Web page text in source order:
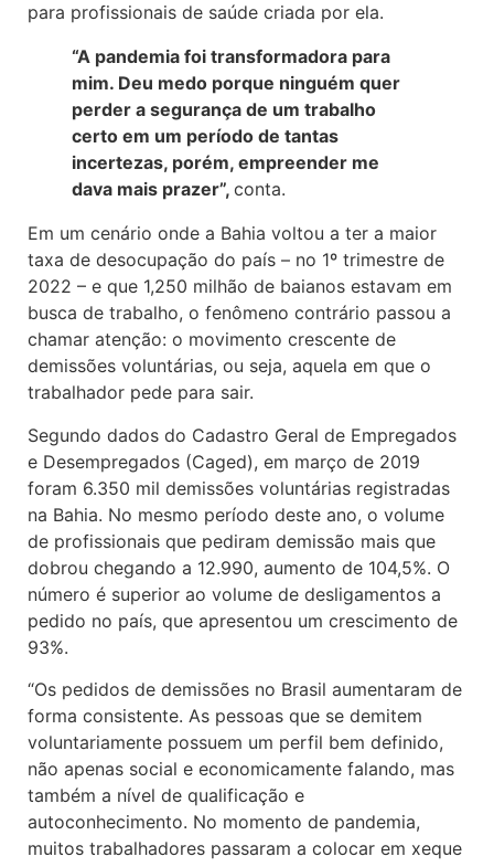
para profissionais de saúde criada por ela.
“A pandemia foi transformadora para
mim. Deu medo porque ninguém quer
perder a segurança de um trabalho
certo em um período de tantas
incertezas, porém, empreender me
dava mais prazer”, conta.
Em um cenário onde a Bahia voltou a ter a maior
taxa de desocupação do país – no 1º trimestre de
2022 – e que 1,250 milhão de baianos estavam em
busca de trabalho, o fenômeno contrário passou a
chamar atenção: o movimento crescente de
demissões voluntárias, ou seja, aquela em que o
trabalhador pede para sair.
Segundo dados do Cadastro Geral de Empregados
e Desempregados (Caged), em março de 2019
foram 6.350 mil demissões voluntárias registradas
na Bahia. No mesmo período deste ano, o volume
de profissionais que pediram demissão mais que
dobrou chegando a 12.990, aumento de 104,5%. O
número é superior ao volume de desligamentos a
pedido no país, que apresentou um crescimento de
93%.
“Os pedidos de demissões no Brasil aumentaram de
forma consistente. As pessoas que se demitem
voluntariamente possuem um perfil bem definido,
não apenas social e economicamente falando, mas
também a nível de qualificação e
autoconhecimento. No momento de pandemia,
muitos trabalhadores passaram a colocar em xeque